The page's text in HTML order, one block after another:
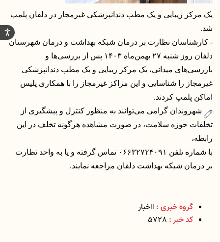
یک مرکز زیبایی و یک مطب دندانپزشکی غیرمجاز در دلفان پلمپ
شد.
- کارشناسان نظارت بر درمان شبکه بهداشت و درمان شهرستان
دلفان روز شنبه ۲۷ بهمن‌ماه ۱۴۰۳ پس از بررسی‌ها و
بازرسی‌های میدانی، یک مرکز زیبایی و یک مطب دندانپزشکی
غیرمجاز را شناسایی و این مراکز غیرمجاز را با همکاری پلیس
اماکن پلمپ کردند.
شهروندان گرامی می‌توانند به منظور کنترل و پیشگیری از
تخلفات حوزه سلامت، در صورت مشاهده هرگونه تخلف در این
رابطه،
با شماره تلفن ۰۶۶۳۲۷۲۴۰۹۱ تماس گرفته و یا به واحد نظارت
بر درمان شبکه بهداشت دلفان مراجعه نمایند.
گروه خبری : ااخبار
کد خبر : 5728